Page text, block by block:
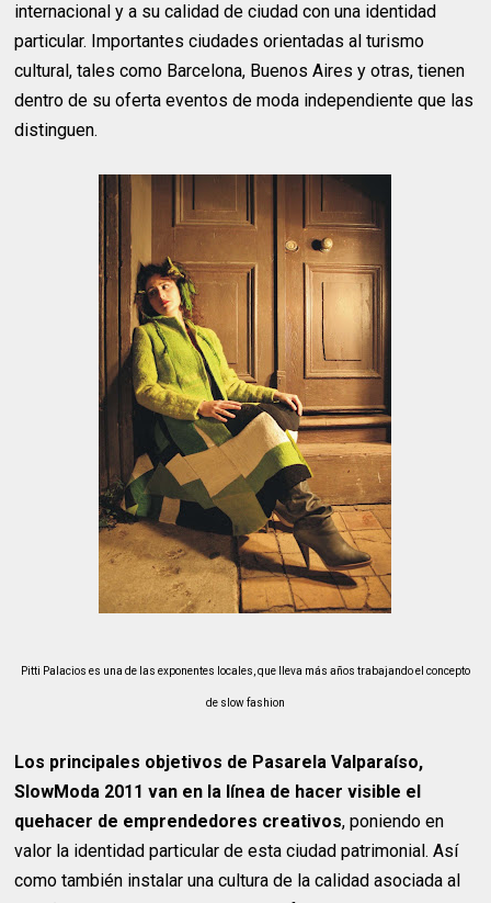
internacional y a su calidad de ciudad con una identidad
particular. Importantes ciudades orientadas al turismo
cultural, tales como Barcelona, Buenos Aires y otras, tienen
dentro de su oferta eventos de moda independiente que las
distinguen.
Pitti Palacios es una de las exponentes locales, que lleva más años trabajando el concepto
de slow fashion
Los principales objetivos de Pasarela Valparaíso,
SlowModa 2011 van en la línea de hacer visible el
quehacer de emprendedores creativos, poniendo en
valor la identidad particular de esta ciudad patrimonial. Así
como también instalar una cultura de la calidad asociada al